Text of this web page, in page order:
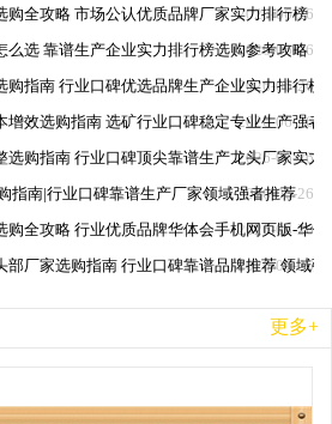
2026-06-26
购全攻略 市场公认优质品牌厂家实力排行榜
2026-06-26
么选 靠谱生产企业实力排行榜选购参考攻略
2026-06-26
指南 行业口碑优选品牌生产企业实力排行榜
2026-06-26
增效选购指南 选矿行业口碑稳定专业生产强者
2026-06-26
选购指南 行业口碑顶尖靠谱生产龙头厂家实力
2026-06-26
指南|行业口碑靠谱生产厂家领域强者推荐
2026-06-26
购全攻略 行业优质品牌华体会手机网页版-华
2026-06-26
部厂家选购指南 行业口碑靠谱品牌推荐 领域
更多+